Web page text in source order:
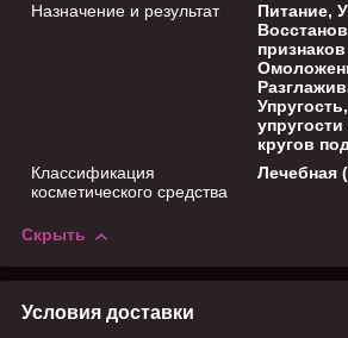
Назначение и результат
Питание,
кругов
Классификация
косметического средства
Лечебная
Скрыть
Условия доставки